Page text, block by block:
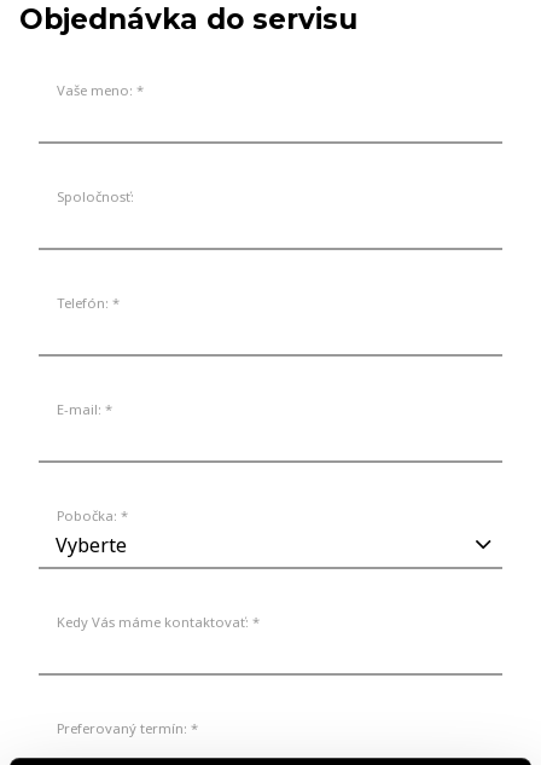
Objednávka do servisu
Vaše meno: *
Spoločnosť:
Telefón: *
E-mail: *
Pobočka: *
Kedy Vás máme kontaktovať: *
Preferovaný termín: *